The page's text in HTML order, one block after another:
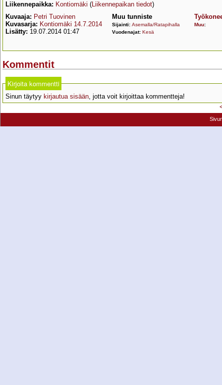
Liikennepaikka: Kontiomäki (Liikennepaikan tiedot)
Kuvaaja: Petri Tuovinen
Kuvasarja: Kontiomäki 14.7.2014
Lisätty: 19.07.2014 01:47
Muu tunniste
Sijainti: Asemalla/Ratapihalla
Vuodenajat: Kesä
Muu:
Kommentit
Kirjoita kommentti
Sinun täytyy kirjautua sisään, jotta voit kirjoittaa kommentteja!